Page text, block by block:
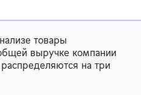
товары
выручке компании
на три